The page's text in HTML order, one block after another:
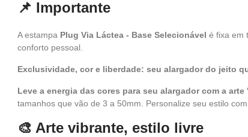
📌 Importante
A estampa Plug Via Láctea - Base Selecionável é fixa em
conforto pessoal.
Exclusividade, cor e liberdade: seu alargador do jeito
Leve a energia das cores para seu alargador com a
tamanhos que vão de 3 a 50mm. Personalize seu estilo
🎨 Arte vibrante, estilo livre